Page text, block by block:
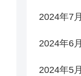
2024年7月
2024年6月
2024年5月